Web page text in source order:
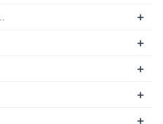
+
+
+
+
+